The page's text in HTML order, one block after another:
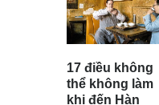
17 điều không
thể không làm
khi đến Hàn